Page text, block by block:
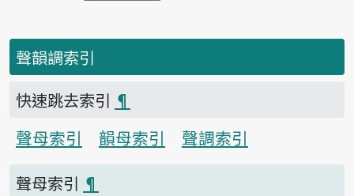
聲韻調索引
快速跳去索引 ¶
聲母索引
韻母索引
聲調索引
聲母索引 ¶